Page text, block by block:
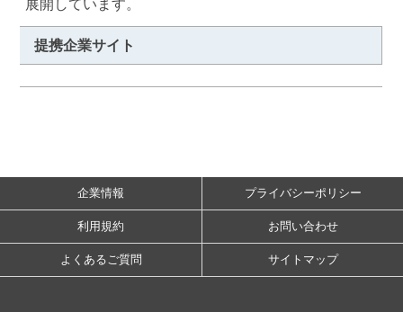
展開しています。
提携企業サイト
企業情報 プライバシーポリシー
利用規約 お問い合わせ
よくあるご質問 サイトマップ